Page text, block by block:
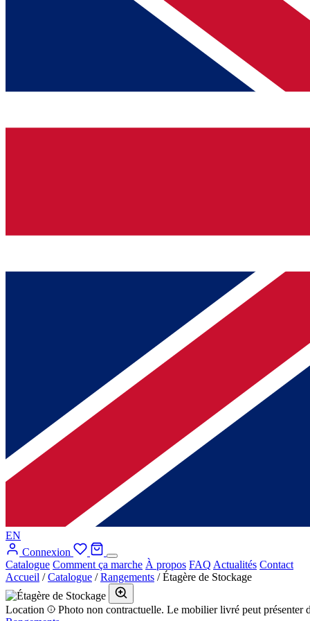
EN
Connexion
Catalogue Comment ça marche À propos FAQ Actualités Contact
Accueil / Catalogue / Rangements / Étagère de Stockage
Location
Photo non contractuelle. Le mobilier livré peut présenter